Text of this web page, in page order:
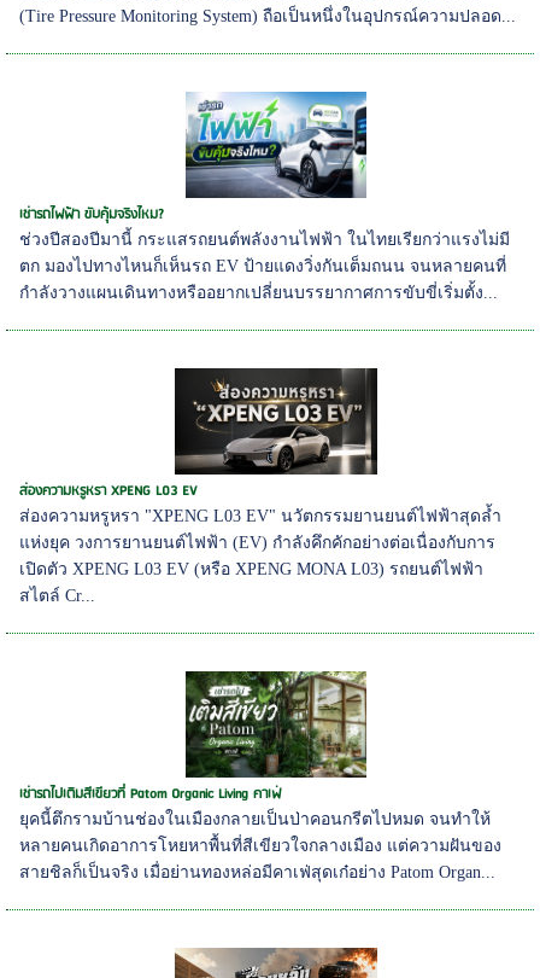
(Tire Pressure Monitoring System) ถือเป็นหนึ่งในอุปกรณ์ความปลอด...
เช่ารถไฟฟ้า ขับคุ้มจริงไหม?
ช่วงปีสองปีมานี้ กระแสรถยนต์พลังงานไฟฟ้า ในไทยเรียกว่าแรงไม่มี
ตก มองไปทางไหนก็เห็นรถ EV ป้ายแดงวิ่งกันเต็มถนน จนหลายคนที่
กำลังวางแผนเดินทางหรืออยากเปลี่ยนบรรยากาศการขับขี่เริ่มตั้ง...
ส่องความหรูหรา XPENG L03 EV
ส่องความหรูหรา "XPENG L03 EV" นวัตกรรมยานยนต์ไฟฟ้าสุดล้ำ
แห่งยุค วงการยานยนต์ไฟฟ้า (EV) กำลังคึกคักอย่างต่อเนื่องกับการ
เปิดตัว XPENG L03 EV (หรือ XPENG MONA L03) รถยนต์ไฟฟ้า
สไตล์ Cr...
เช่ารถไปเติมสีเขียวที่ Patom Organic Living คาเฟ่
ยุคนี้ตึกรามบ้านช่องในเมืองกลายเป็นป่าคอนกรีตไปหมด จนทำให้
หลายคนเกิดอาการโหยหาพื้นที่สีเขียวใจกลางเมือง แต่ความฝันของ
สายชิลก็เป็นจริง เมื่อย่านทองหล่อมีคาเฟ่สุดเก๋อย่าง Patom Organ...